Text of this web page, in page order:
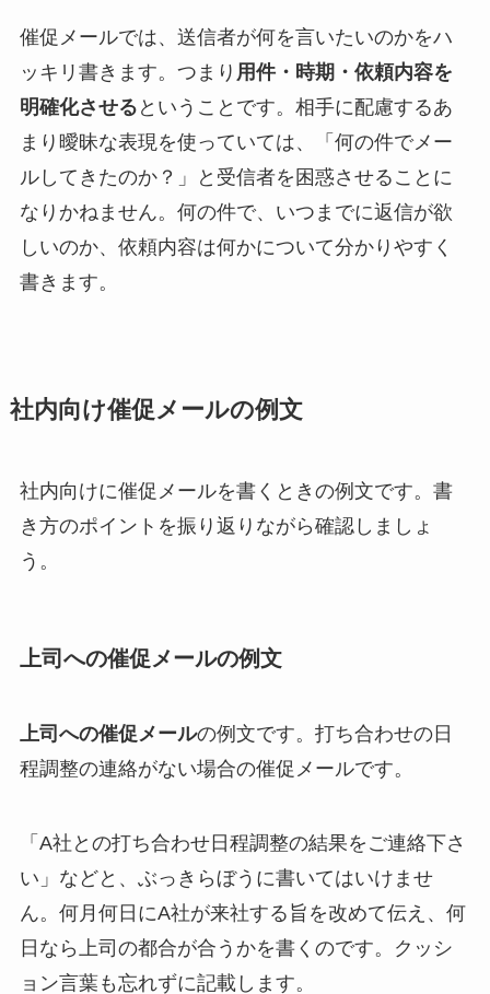
催促メールでは、送信者が何を言いたいのかをハ
ッキリ書きます。つまり 用件・時期・依頼内容を
明確化させる ということです。相手に配慮するあ
まり曖昧な表現を使っていては、「何の件でメー
ルしてきたのか？」と受信者を困惑させることに
なりかねません。何の件で、いつまでに返信が欲
しいのか、依頼内容は何かについて分かりやすく
書きます。
社内向け催促メールの例文
社内向けに催促メールを書くときの例文です。書
き方のポイントを振り返りながら確認しましょ
う。
上司への催促メールの例文
上司への催促メールの例文です。打ち合わせの日
程調整の連絡がない場合の催促メールです。
「A社との打ち合わせ日程調整の結果をご連絡下さ
い」などと、ぶっきらぼうに書いてはいけませ
ん。何月何日にA社が来社する旨を改めて伝え、何
日なら上司の都合が合うかを書くのです。クッシ
ョン言葉も忘れずに記載します。